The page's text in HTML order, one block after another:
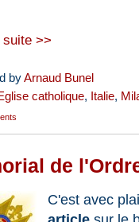
suite >>
byArnaud Bunel
catholique, Italie,
de
C'est avec